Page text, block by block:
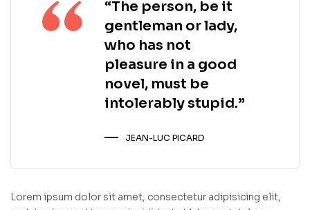
“The person, be it
gentleman or lady,
who has not
pleasure in a good
novel, must be
intolerably stupid.”
JEAN-LUC PICARD
Lorem ipsum dolor sit amet, consectetur adipisicing elit,